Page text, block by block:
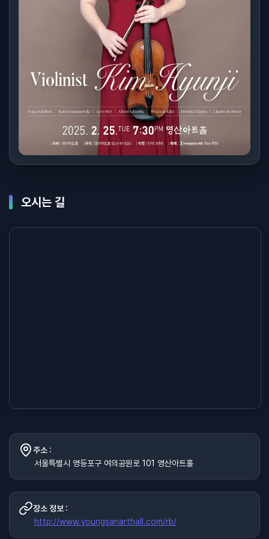
오시는 길
주소 :
서울특별시 영등포구 여의공원로 101 영산아트홀
장소 정보 :
http://www.youngsanarthall.com/rb/